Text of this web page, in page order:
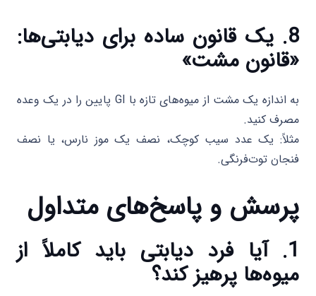
8. یک قانون ساده برای دیابتی‌ها:
«قانون مشت»
به اندازه یک مشت از میوه‌های تازه با GI پایین را در یک وعده
مصرف کنید.
مثلاً: یک عدد سیب کوچک، نصف یک موز نارس، یا نصف
فنجان توت‌فرنگی.
پرسش و پاسخ‌های متداول
1. آیا فرد دیابتی باید کاملاً از
میوه‌ها پرهیز کند؟